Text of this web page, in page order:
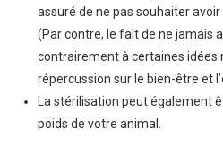
assuré de ne pas souhaiter avoir
(Par contre, le fait de ne jamais
contrairement à certaines idées
répercussion sur le bien-être et
La stérilisation peut également
poids de votre animal.